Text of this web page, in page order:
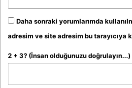
Daha sonraki yorumlarımda
adresim ve site adresim bu tarayıcıya
2 + 3? (İnsan olduğunuzu doğrulayın...)